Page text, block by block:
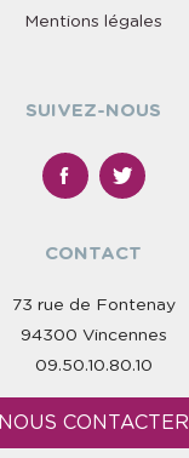
Mentions légales
SUIVEZ-NOUS
CONTACT
73 rue de Fontenay
94300 Vincennes
09.50.10.80.10
NOUS CONTACTER